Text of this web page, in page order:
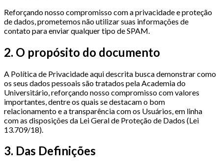
Reforçando nosso compromisso com a privacidade e proteção
de dados, prometemos não utilizar suas informações de
contato para enviar qualquer tipo de SPAM.
2. O propósito do documento
A Política de Privacidade aqui descrita busca demonstrar como
os seus dados pessoais são tratados pela Academia do
Universitário, reforçando nosso compromisso com valores
importantes, dentre os quais se destacam o bom
relacionamento e a transparência com os Usuários, em linha
com as disposições da Lei Geral de Proteção de Dados (Lei
13.709/18).
3. Das Definições